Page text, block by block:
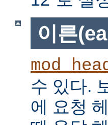
이른
수 있다.
에 요청